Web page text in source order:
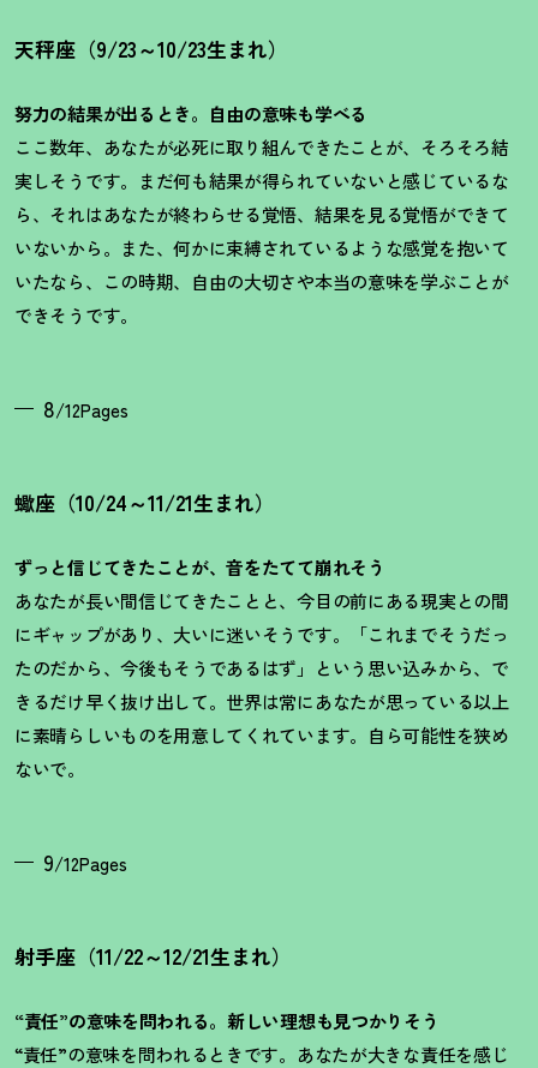
天秤座（9/23～10/23生まれ）
努力の結果が出るとき。自由の意味も学べる
ここ数年、あなたが必死に取り組んできたことが、そろそろ結
実しそうです。まだ何も結果が得られていないと感じているな
ら、それはあなたが終わらせる覚悟、結果を見る覚悟ができて
いないから。また、何かに束縛されているような感覚を抱いて
いたなら、この時期、自由の大切さや本当の意味を学ぶことが
できそうです。
8/12Pages
蠍座（10/24～11/21生まれ）
ずっと信じてきたことが、音をたてて崩れそう
あなたが長い間信じてきたことと、今目の前にある現実との間
にギャップがあり、大いに迷いそうです。「これまでそうだっ
たのだから、今後もそうであるはず」という思い込みから、で
きるだけ早く抜け出して。世界は常にあなたが思っている以上
に素晴らしいものを用意してくれています。自ら可能性を狭め
ないで。
9/12Pages
射手座（11/22～12/21生まれ）
“責任”の意味を問われる。新しい理想も見つかりそう
“責任”の意味を問われるときです。あなたが大きな責任を感じ